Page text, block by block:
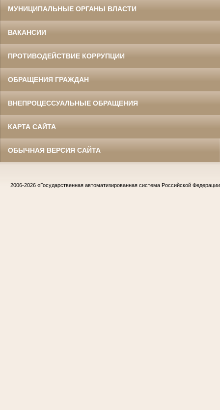
МУНИЦИПАЛЬНЫЕ ОРГАНЫ ВЛАСТИ
ВАКАНСИИ
ПРОТИВОДЕЙСТВИЕ КОРРУПЦИИ
ОБРАЩЕНИЯ ГРАЖДАН
ВНЕПРОЦЕССУАЛЬНЫЕ ОБРАЩЕНИЯ
КАРТА САЙТА
ОБЫЧНАЯ ВЕРСИЯ САЙТА
2006-2026 «Государственная автоматизированная система Российской